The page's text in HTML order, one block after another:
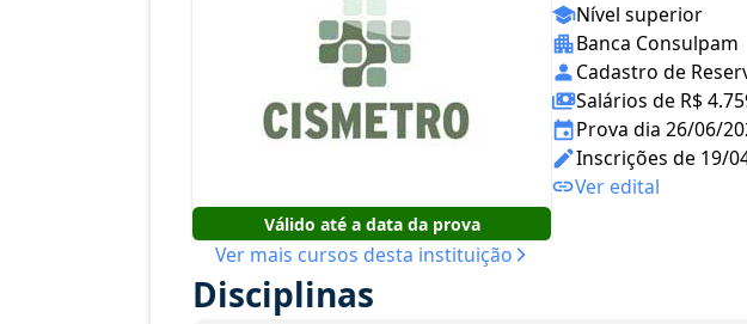
Válido até a data da prova
Ver mais cursos desta instituição
Nível superior
Banca Consulpam
Cadastro de
Salários de R$
Prova dia 26/06/
Inscrições de 19/
Ver edital
Disciplinas